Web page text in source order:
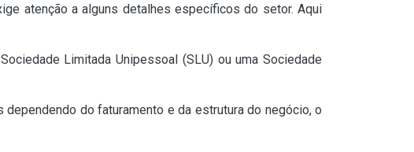
atenção a alguns detalhes específicos do setor. Aqui
Limitada Unipessoal (SLU) ou uma Sociedade
do faturamento e da estrutura do negócio, o